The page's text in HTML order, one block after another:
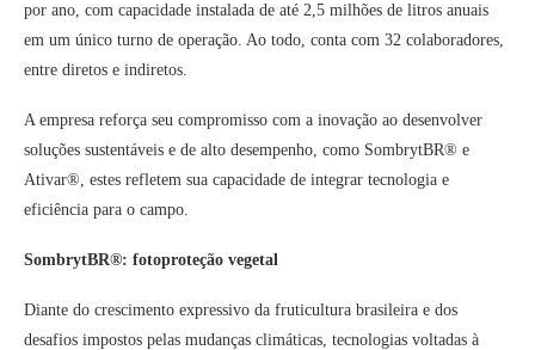
por ano, com capacidade instalada de até 2,5 milhões de litros anuais
em um único turno de operação. Ao todo, conta com 32 colaboradores,
entre diretos e indiretos.
A empresa reforça seu compromisso com a inovação ao desenvolver
soluções sustentáveis e de alto desempenho, como SombrytBR® e
Ativar®, estes refletem sua capacidade de integrar tecnologia e
eficiência para o campo.
SombrytBR®: fotoproteção vegetal
Diante do crescimento expressivo da fruticultura brasileira e dos
desafios impostos pelas mudanças climáticas, tecnologias voltadas à